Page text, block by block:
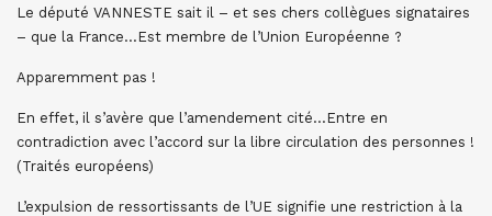
Le député VANNESTE sait il – et ses chers collègues signataires
– que la France…Est membre de l’Union Européenne ?
Apparemment pas !
En effet, il s’avère que l’amendement cité…Entre en
contradiction avec l’accord sur la libre circulation des personnes !
(Traités européens)
L’expulsion de ressortissants de l’UE signifie une restriction à la